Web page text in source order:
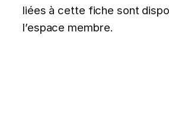
liées à cette fiche sont
l’espace membre.